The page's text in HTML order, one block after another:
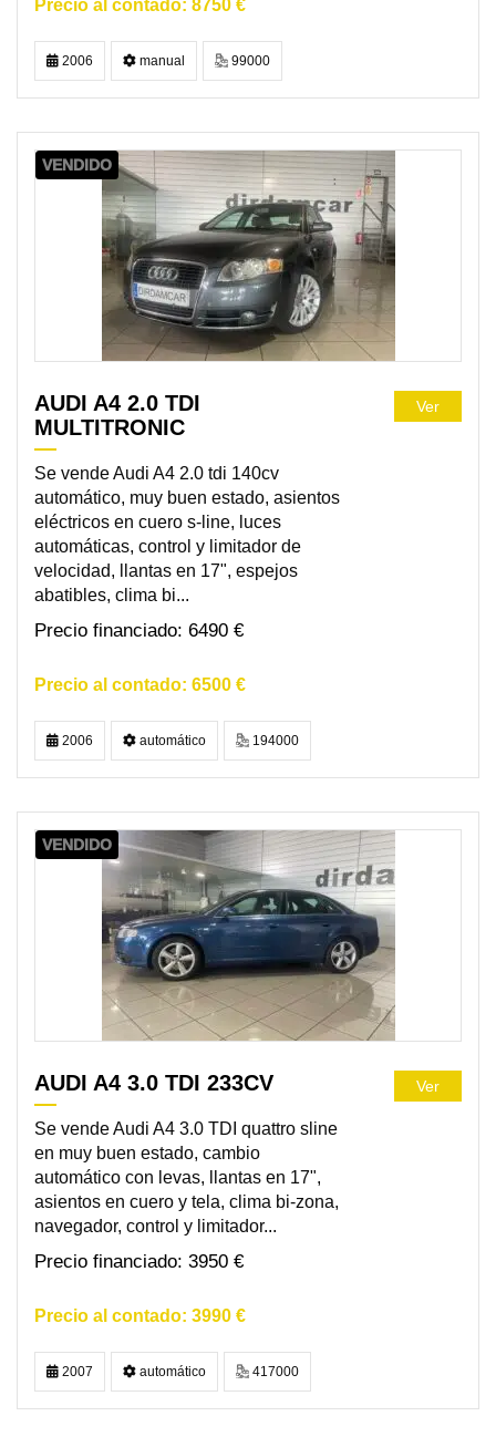
8750 €
2006 manual 99000
VENDIDO
AUDI A4 2.0 TDI
MULTITRONIC
Se vende Audi A4 2.0 tdi 140cv
automático, muy buen estado, asientos
eléctricos en cuero s-line, luces
automáticas, control y limitador de
velocidad, llantas en 17", espejos
abatibles, clima bi...
6490 €
6500 €
Ver
2006 automático 194000
VENDIDO
AUDI A4 3.0 TDI 233CV
Se vende Audi A4 3.0 TDI quattro sline
en muy buen estado, cambio
automático con levas, llantas en 17",
asientos en cuero y tela, clima bi-zona,
navegador, control y limitador...
3950 €
3990 €
Ver
2007 automático 417000